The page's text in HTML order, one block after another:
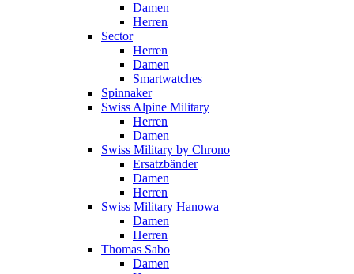
Damen
Herren
Sector
Herren
Damen
Smartwatches
Spinnaker
Swiss Alpine Military
Herren
Damen
Swiss Military by Chrono
Ersatzbänder
Damen
Herren
Swiss Military Hanowa
Damen
Herren
Thomas Sabo
Damen